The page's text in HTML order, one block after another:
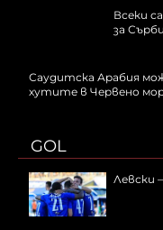
Всеки
за
Саудитска Арабия
хутите в Червено
GOL
Левски